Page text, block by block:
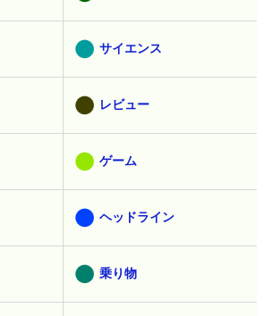
サイエンス
レビュー
ゲーム
ヘッドライン
乗り物